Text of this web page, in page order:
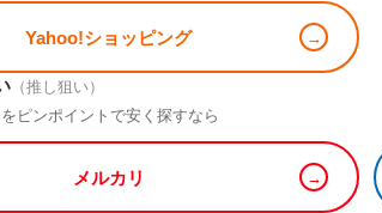
Yahoo!ショッピング
（推し狙い）
ピンポイントで安く探すなら
メルカリ